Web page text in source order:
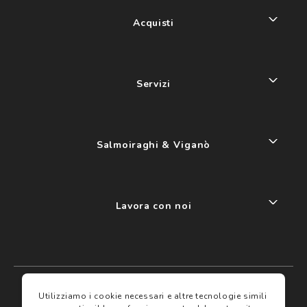
I miei preferiti
Acquisti
Servizi
Salmoiraghi & Viganò
Lavora con noi
Utilizziamo i cookie necessari e altre tecnologie simili